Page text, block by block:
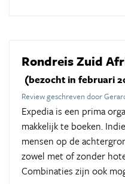
Rondreis Zuid
(bezocht in februari
Review geschreven door
Expedia is een prima
makkelijk te boeken.
mensen op de
zowel met of zonder
Combinaties zijn ook